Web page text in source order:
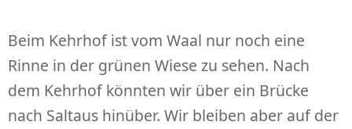
Beim Kehrhof ist vom Waal nur noch eine
Rinne in der grünen Wiese zu sehen. Nach
dem Kehrhof könnten wir über ein Brücke
nach Saltaus hinüber. Wir bleiben aber auf der